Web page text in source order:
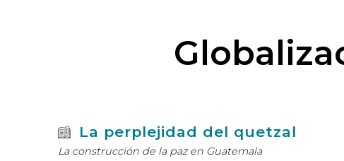
La perplejidad del quetzal
La construcción de la paz en Guatemala